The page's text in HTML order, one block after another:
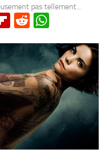
pas tellement...
Flipboard
Reddit